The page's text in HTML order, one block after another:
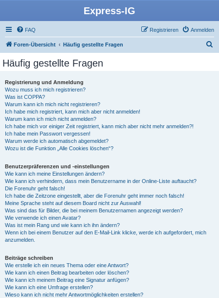
Express-IG
FAQ Anmelden
Registrieren
Foren-Übersicht Häufig gestellte Fragen
Häufig gestellte Fragen
Registrierung und Anmeldung
Wozu muss ich mich registrieren?
Was ist COPPA?
Warum kann ich mich nicht registrieren?
Ich habe mich registriert, kann mich aber nicht anmelden!
Warum kann ich mich nicht anmelden?
Ich habe mich vor einiger Zeit registriert, kann mich aber nicht mehr anmelden?!
Ich habe mein Passwort vergessen!
Warum werde ich automatisch abgemeldet?
Wozu ist die Funktion „Alle Cookies löschen“?
Benutzerpräferenzen und -einstellungen
Wie kann ich meine Einstellungen ändern?
Wie kann ich verhindern, dass mein Benutzername in der Online-Liste auftaucht?
Die Forenuhr geht falsch!
Ich habe die Zeitzone eingestellt, aber die Forenuhr geht immer noch falsch!
Meine Sprache steht auf diesem Board nicht zur Auswahl!
Was sind das für Bilder, die bei meinem Benutzernamen angezeigt werden?
Wie verwende ich einen Avatar?
Was ist mein Rang und wie kann ich ihn ändern?
Wenn ich bei einem Benutzer auf den E-Mail-Link klicke, werde ich aufgefordert, mich
anzumelden.
Beiträge schreiben
Wie erstelle ich ein neues Thema oder eine Antwort?
Wie kann ich einen Beitrag bearbeiten oder löschen?
Wie kann ich meinem Beitrag eine Signatur anfügen?
Wie kann ich eine Umfrage erstellen?
Wieso kann ich nicht mehr Antwortmöglichkeiten erstellen?